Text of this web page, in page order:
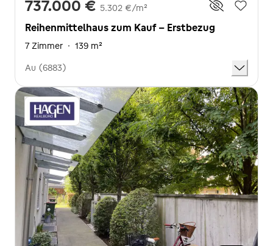
737.000 € 5.302 €/m²
Reihenmittelhaus zum Kauf - Erstbezug
7 Zimmer · 139 m²
Au (6883)